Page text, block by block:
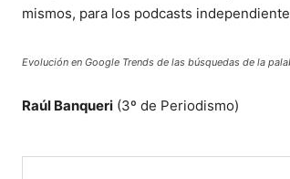
mismos, para los podcasts
Evolución en Google Trends de las búsquedas de la
Raúl Banqueri (3º de Periodismo)